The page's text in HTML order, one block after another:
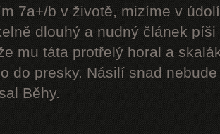
7a+/b v životě, mizíme v
dlouhý a nudný článek
mu táta protřelý horal a
do presky. Násilí snad
Běhy.